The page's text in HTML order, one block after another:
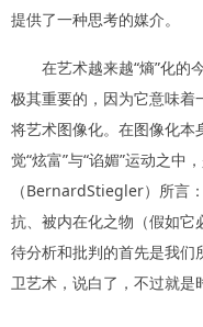
提供了一种思考的媒介。
在艺术越来越“熵”化的今
极其重要的，因为它意味着
将艺术图像化。在图像化本
觉“炫富”与“谄媚”运动之中
（BernardStiegler）所言
抗、被内在化之物（假如它
待分析和批判的首先是我们
卫艺术，说白了，不过就是